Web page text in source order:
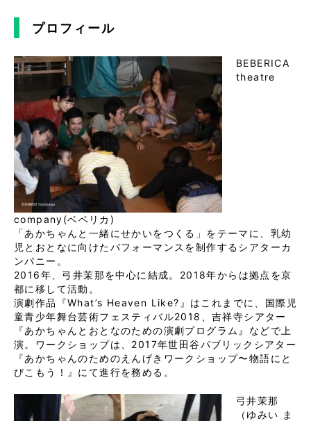
プロフィール
BEBERICA
theatre
company(ベベリカ)
「あかちゃんと一緒にせかいをつくる」をテーマに、乳幼
児とおとなに向けたパフォーマンスを制作するシアターカ
ンパニー。
2016年、弓井茉那を中心に結成。2018年からは拠点を京
都に移して活動。
演劇作品『What’s Heaven Like?』はこれまでに、国際児
童青少年舞台芸術フェスティバル2018、吉祥寺シアター
『あかちゃんとおとなのための演劇プログラム』などで上
演。ワークショップは、2017年世田谷パブリックシアター
『あかちゃんのためのえんげきワークショップ〜物語にと
びこもう！』にて進行を務める。
弓井茉那
（ゆみい ま